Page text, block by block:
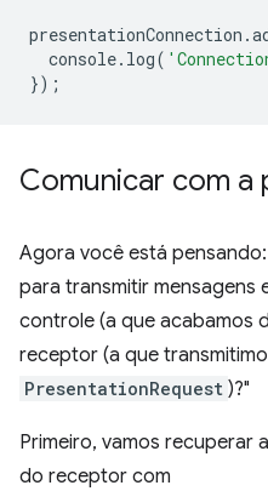
presentationConnection .
console. log(
});
Comunicar com a
Agora você está
para transmitir mensagens
controle (a que acabamos
receptor (a que
PresentationRequest )?"
Primeiro, vamos recuperar
do receptor com